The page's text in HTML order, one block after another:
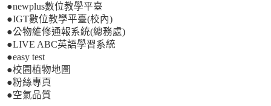
●newplus數位教學平臺
●IGT數位教學平臺(校內)
●公物維修通報系統(總務處)
●LIVE ABC英語學習系統
●easy test
●校園植物地圖
●粉絲專頁
●空氣品質